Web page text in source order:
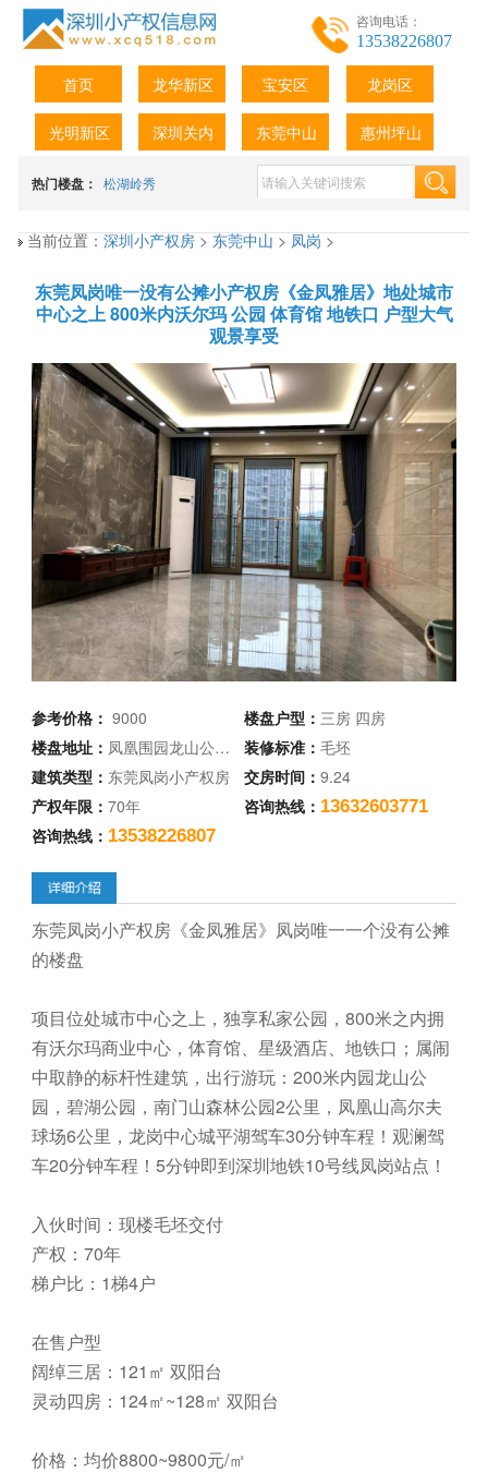
咨询电话：
13538226807
首页 龙华新区 宝安区 龙岗区
光明新区 深圳关内 东莞中山 惠州坪山
热门楼盘： 松湖岭秀
当前位置：深圳小产权房>东莞中山>凤岗>
东莞凤岗唯一没有公摊小产权房《金凤雅居》地处城市
中心之上 800米内沃尔玛 公园 体育馆 地铁口 户型大气
观景享受
参考价格：9000 楼盘户型： 三房 四房
楼盘地址： 凤凰围园龙山公… 装修标准： 毛坯
建筑类型： 东莞凤岗小产权房 交房时间： 9.24
产权年限：70年 咨询热线： 13632603771
咨询热线： 13538226807
东莞凤岗小产权房《金凤雅居》凤岗唯一一个没有公摊
的楼盘
项目位处城市中心之上，独享私家公园，800米之内拥
有沃尔玛商业中心，体育馆、星级酒店、地铁口；属闹
中取静的标杆性建筑，出行游玩：200米内园龙山公
园，碧湖公园，南门山森林公园2公里，凤凰山高尔夫
球场6公里，龙岗中心城平湖驾车30分钟车程！观澜驾
车20分钟车程！5分钟即到深圳地铁10号线凤岗站点！
入伙时间：现楼毛坯交付
产权：70年
梯户比：1梯4户
在售户型
阔绰三居：121㎡ 双阳台
灵动四房：124㎡~128㎡ 双阳台
价格：均价8800~9800元/㎡